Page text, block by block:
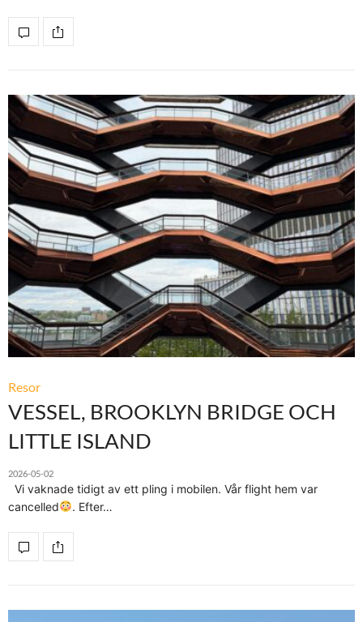
Resor
VESSEL, BROOKLYN BRIDGE OCH
LITTLE ISLAND
2026-05-02
Vi vaknade tidigt av ett pling i mobilen. Vår flight hem var
cancelled
. Efter…